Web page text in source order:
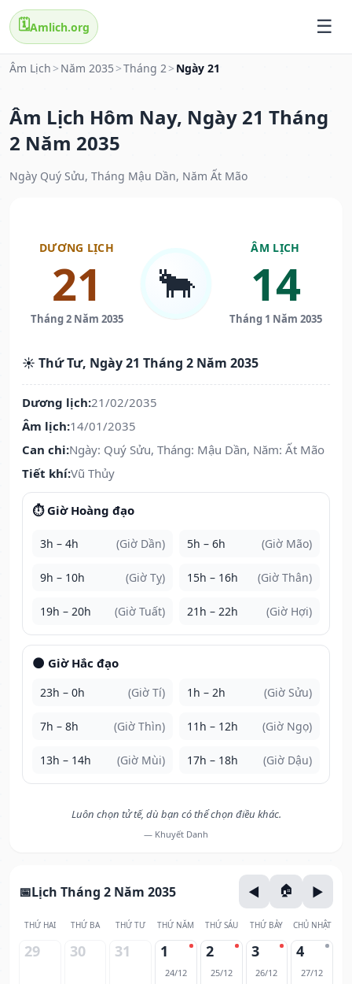
🗓️Amlich.org
Âm Lịch > Năm 2035 >Tháng 2> Ngày 21
Âm Lịch Hôm Nay, Ngày 21 Tháng
2 Năm 2035
Ngày Quý Sửu, Tháng Mậu Dần, Năm Ất Mão
DƯƠNG LỊCH
21
Tháng 2 Năm 2035
🐂
ÂM LỊCH
14
Tháng 1 Năm 2035
☀️ Thứ Tư, Ngày 21 Tháng 2 Năm 2035
Dương lịch:21/02/2035
Âm lịch:14/01/2035
Can chi:Ngày: Quý Sửu, Tháng: Mậu Dần, Năm: Ất Mão
Tiết khí:Vũ Thủy
⏱️ Giờ Hoàng đạo
3h – 4h (Giờ Dần) 5h – 6h (Giờ Mão)
9h – 10h (Giờ Tỵ) 15h – 16h (Giờ Thân)
19h – 20h (Giờ Tuất) 21h – 22h (Giờ Hợi)
🌑 Giờ Hắc đạo
23h – 0h (Giờ Tí) 1h – 2h (Giờ Sửu)
7h – 8h (Giờ Thìn) 11h – 12h (Giờ Ngọ)
13h – 14h (Giờ Mùi) 17h – 18h (Giờ Dậu)
Luôn chọn tử tế, dù bạn có thể chọn điều khác.
— Khuyết Danh
Lịch Tháng 2 Năm 2035
THỨ HAI THỨ BA THỨ TƯ THỨ NĂM THỨ SÁU THỨ BẢY CHỦ NHẬT
29 30 31 1
24/12
2
25/12
3
26/12
4
27/12